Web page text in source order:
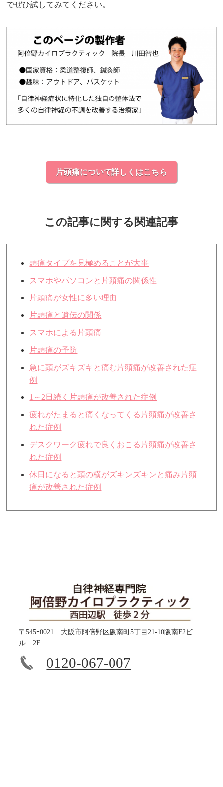
でぜひ試してみてください。
片頭痛について詳しくはこちら
この記事に関する関連記事
頭痛タイプを見極めることが大事
スマホやパソコンと片頭痛の関係性
片頭痛が女性に多い理由
片頭痛と遺伝の関係
スマホによる片頭痛
片頭痛の予防
急に頭がズキズキと痛む片頭痛が改善された症
例
1～2日続く片頭痛が改善された症例
疲れがたまると痛くなってくる片頭痛が改善さ
れた症例
デスクワーク疲れで良くおこる片頭痛が改善さ
れた症例
休日になると頭の横がズキンズキンと痛み片頭
痛が改善された症例
〒545ｰ0021 大阪市阿倍野区阪南町5丁目21-10阪南F2ビ
ル 2F
0120-067-007